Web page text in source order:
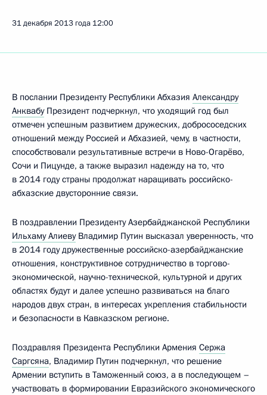
31 декабря 2013 года 12:00
В послании Президенту Республики Абхазия Александру
АнквабуПрезидент подчеркнул, что уходящий год был
отмечен успешным развитием дружеских, добрососедских
отношений между Россией и Абхазией, чему, в частности,
способствовали результативные встречи в Ново-Огарёво,
Сочи и Пицунде, а также выразил надежду на то, что
в 2014 году страны продолжат наращивать российско-
абхазские двусторонние связи.
В поздравлении Президенту Азербайджанской Республики
Ильхаму АлиевуВладимир Путин высказал уверенность, что
в 2014 году дружественные российско-азербайджанские
отношения, конструктивное сотрудничество в торгово-
экономической, научно-технической, культурной и других
областях будут и далее успешно развиваться на благо
народов двух стран, в интересах укрепления стабильности
и безопасности в Кавказском регионе.
Поздравляя Президента Республики Армения Сержа
Саргсяна, Владимир Путин подчеркнул, что решение
Армении вступить в Таможенный союз, а в последующем –
участвовать в формировании Евразийского экономического